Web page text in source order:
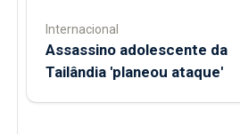
Internacional
Assassino adolescente da
Tailândia 'planeou ataque'